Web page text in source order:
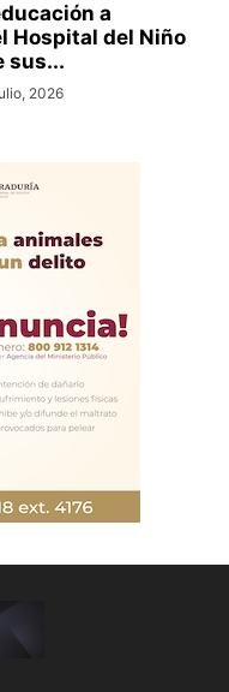
a
Hospital del Niño
sus...
2026